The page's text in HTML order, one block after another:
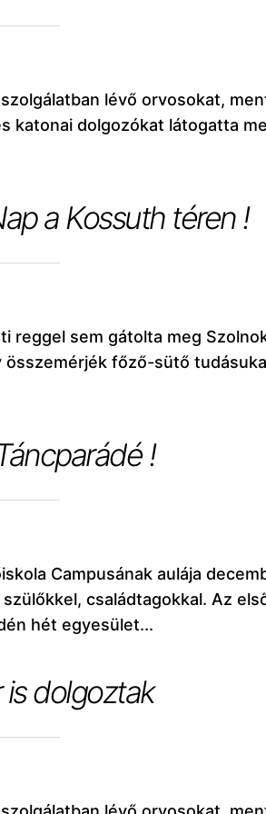
lévő orvosokat,
katonai dolgozókat látogatta
a Kossuth téren !
reggel sem gátolta meg
összemérjék főző-sütő
!
Campusának aulája
családtagokkal. Az
hét egyesület...
dolgoztak